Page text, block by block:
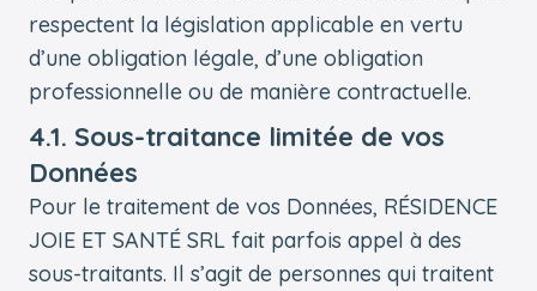
respectent la législation applicable en vertu
d’une obligation légale, d’une obligation
professionnelle ou de manière contractuelle.
4.1. Sous-traitance limitée de vos
Données
Pour le traitement de vos Données, RÉSIDENCE
JOIE ET SANTÉ SRL fait parfois appel à des
sous-traitants. Il s’agit de personnes qui traitent